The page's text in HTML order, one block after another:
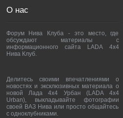
О нас
Форум Нива Клуба - это место, где
обсуждают материалы с
информационного сайта LADA 4x4
Нива Клуб.
Делитесь своими впечатлениями о
новостях и эксклюзивных материала о
новой Лада 4х4 Урбан (LADA 4x4
Urban), выкладывайте фотографии
своей ВАЗ Нива или просто общайтесь
с одноклубниками.